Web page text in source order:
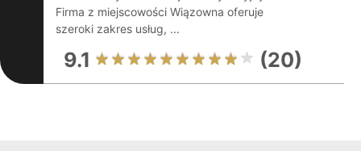
Firma z miejscowości Wiązowna oferuje
szeroki zakres usług, ...
9.1 (20)